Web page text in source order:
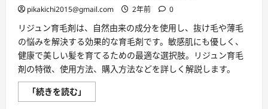
pikakichi2015@gmail.com 2年前 0
リジュン育毛剤は、自然由来の成分を使用し、抜け毛や薄毛
の悩みを解決する効果的な育毛剤です。敏感肌にも優しく、
健康で美しい髪を育てるための最適な選択肢。リジュン育毛
剤の特徴、使用方法、購入方法などを詳しく解説します。
「続きを読む」
ジ